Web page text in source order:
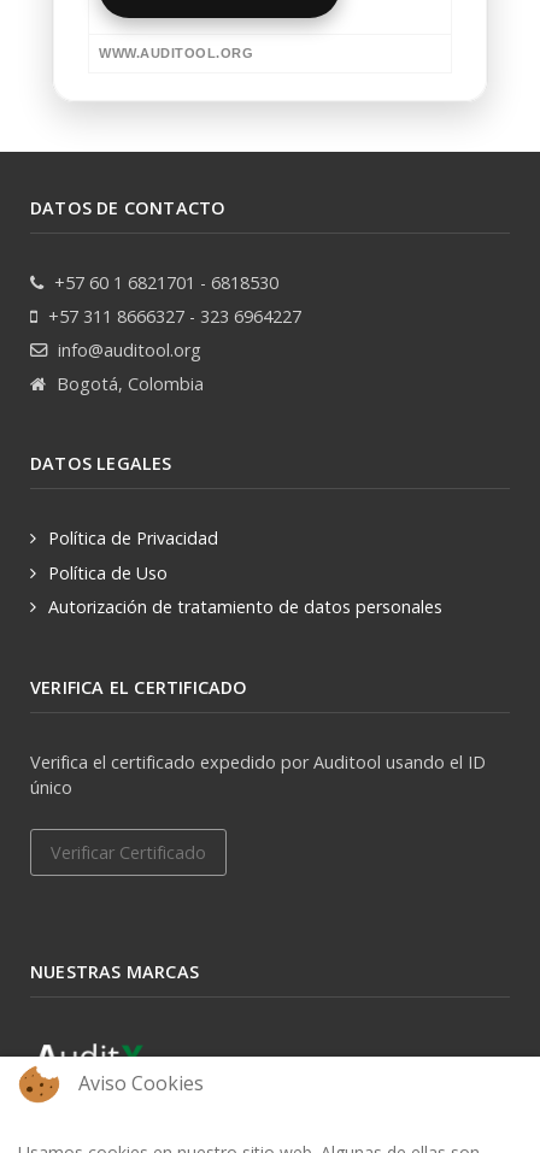
WWW.AUDITOOL.ORG
DATOS DE CONTACTO
+57 60 1 6821701 - 6818530
+57 311 8666327 - 323 6964227
info@auditool.org
Bogotá, Colombia
DATOS LEGALES
Política de Privacidad
Política de Uso
Autorización de tratamiento de datos personales
VERIFICA EL CERTIFICADO
Verifica el certificado expedido por Auditool usando el ID
único
Verificar Certificado
NUESTRAS MARCAS
Aviso Cookies